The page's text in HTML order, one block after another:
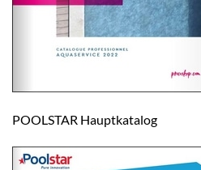
POOLSTAR Hauptkatalog